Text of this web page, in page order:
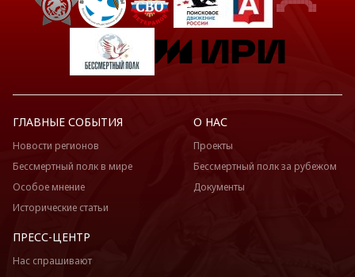
ГЛАВНЫЕ СОБЫТИЯ
Новости регионов
Бессмертный полк в мире
Особое мнение
Исторические статьи
О НАС
Проекты
Бессмертный полк за рубежом
Документы
ПРЕСС-ЦЕНТР
Нас спрашивают